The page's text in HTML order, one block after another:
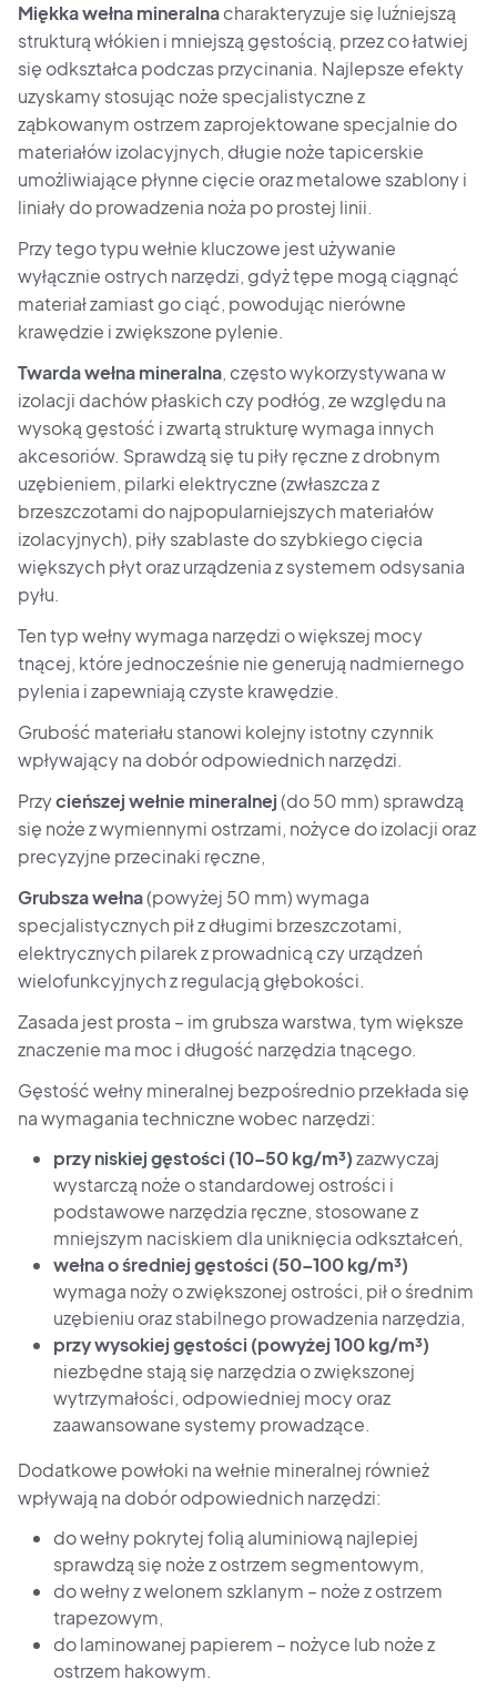
Miękka wełna mineralnacharakteryzuje się luźniejszą
strukturą włókien i mniejszą gęstością, przez co łatwiej
się odkształca podczas przycinania. Najlepsze efekty
uzyskamy stosując noże specjalistyczne z
ząbkowanym ostrzem zaprojektowane specjalnie do
materiałów izolacyjnych, długie noże tapicerskie
umożliwiające płynne cięcie oraz metalowe szablony i
liniały do prowadzenia noża po prostej linii.
Przy tego typu wełnie kluczowe jest używanie
wyłącznie ostrych narzędzi, gdyż tępe mogą ciągnąć
materiał zamiast go ciąć, powodując nierówne
krawędzie i zwiększone pylenie.
Twarda wełna mineralna , często wykorzystywana w
izolacji dachów płaskich czy podłóg, ze względu na
wysoką gęstość i zwartą strukturę wymaga innych
akcesoriów. Sprawdzą się tu piły ręczne z drobnym
uzębieniem, pilarki elektryczne (zwłaszcza z
brzeszczotami do najpopularniejszych materiałów
izolacyjnych), piły szablaste do szybkiego cięcia
większych płyt oraz urządzenia z systemem odsysania
pyłu.
Ten typ wełny wymaga narzędzi o większej mocy
tnącej, które jednocześnie nie generują nadmiernego
pylenia i zapewniają czyste krawędzie.
Grubość materiału stanowi kolejny istotny czynnik
wpływający na dobór odpowiednich narzędzi.
Przycieńszej wełnie mineralnej(do 50 mm) sprawdzą
się noże z wymiennymi ostrzami, nożyce do izolacji oraz
precyzyjne przecinaki ręczne,
Grubsza wełna(powyżej 50 mm) wymaga
specjalistycznych pił z długimi brzeszczotami,
elektrycznych pilarek z prowadnicą czy urządzeń
wielofunkcyjnych z regulacją głębokości.
Zasada jest prosta – im grubsza warstwa, tym większe
znaczenie ma moc i długość narzędzia tnącego.
Gęstość wełny mineralnej bezpośrednio przekłada się
na wymagania techniczne wobec narzędzi:
przy niskiej gęstości (10–50 kg/m³)zazwyczaj
wystarczą noże o standardowej ostrości i
podstawowe narzędzia ręczne, stosowane z
mniejszym naciskiem dla uniknięcia odkształceń,
wełna o średniej gęstości (50–100 kg/m³)
wymaga noży o zwiększonej ostrości, pił o średnim
uzębieniu oraz stabilnego prowadzenia narzędzia,
przy wysokiej gęstości (powyżej 100 kg/m³)
niezbędne stają się narzędzia o zwiększonej
wytrzymałości, odpowiedniej mocy oraz
zaawansowane systemy prowadzące.
Dodatkowe powłoki na wełnie mineralnej również
wpływają na dobór odpowiednich narzędzi:
do wełny pokrytej folią aluminiową najlepiej
sprawdzą się noże z ostrzem segmentowym,
do wełny z welonem szklanym – noże z ostrzem
trapezowym,
do laminowanej papierem – nożyce lub noże z
ostrzem hakowym.